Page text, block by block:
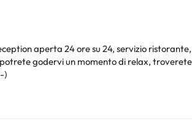
aperta 24 ore su 24, servizio
godervi un momento di relax,
)
aria condizionata, cassaforte,
a soli 1,3 km di distanza o fare